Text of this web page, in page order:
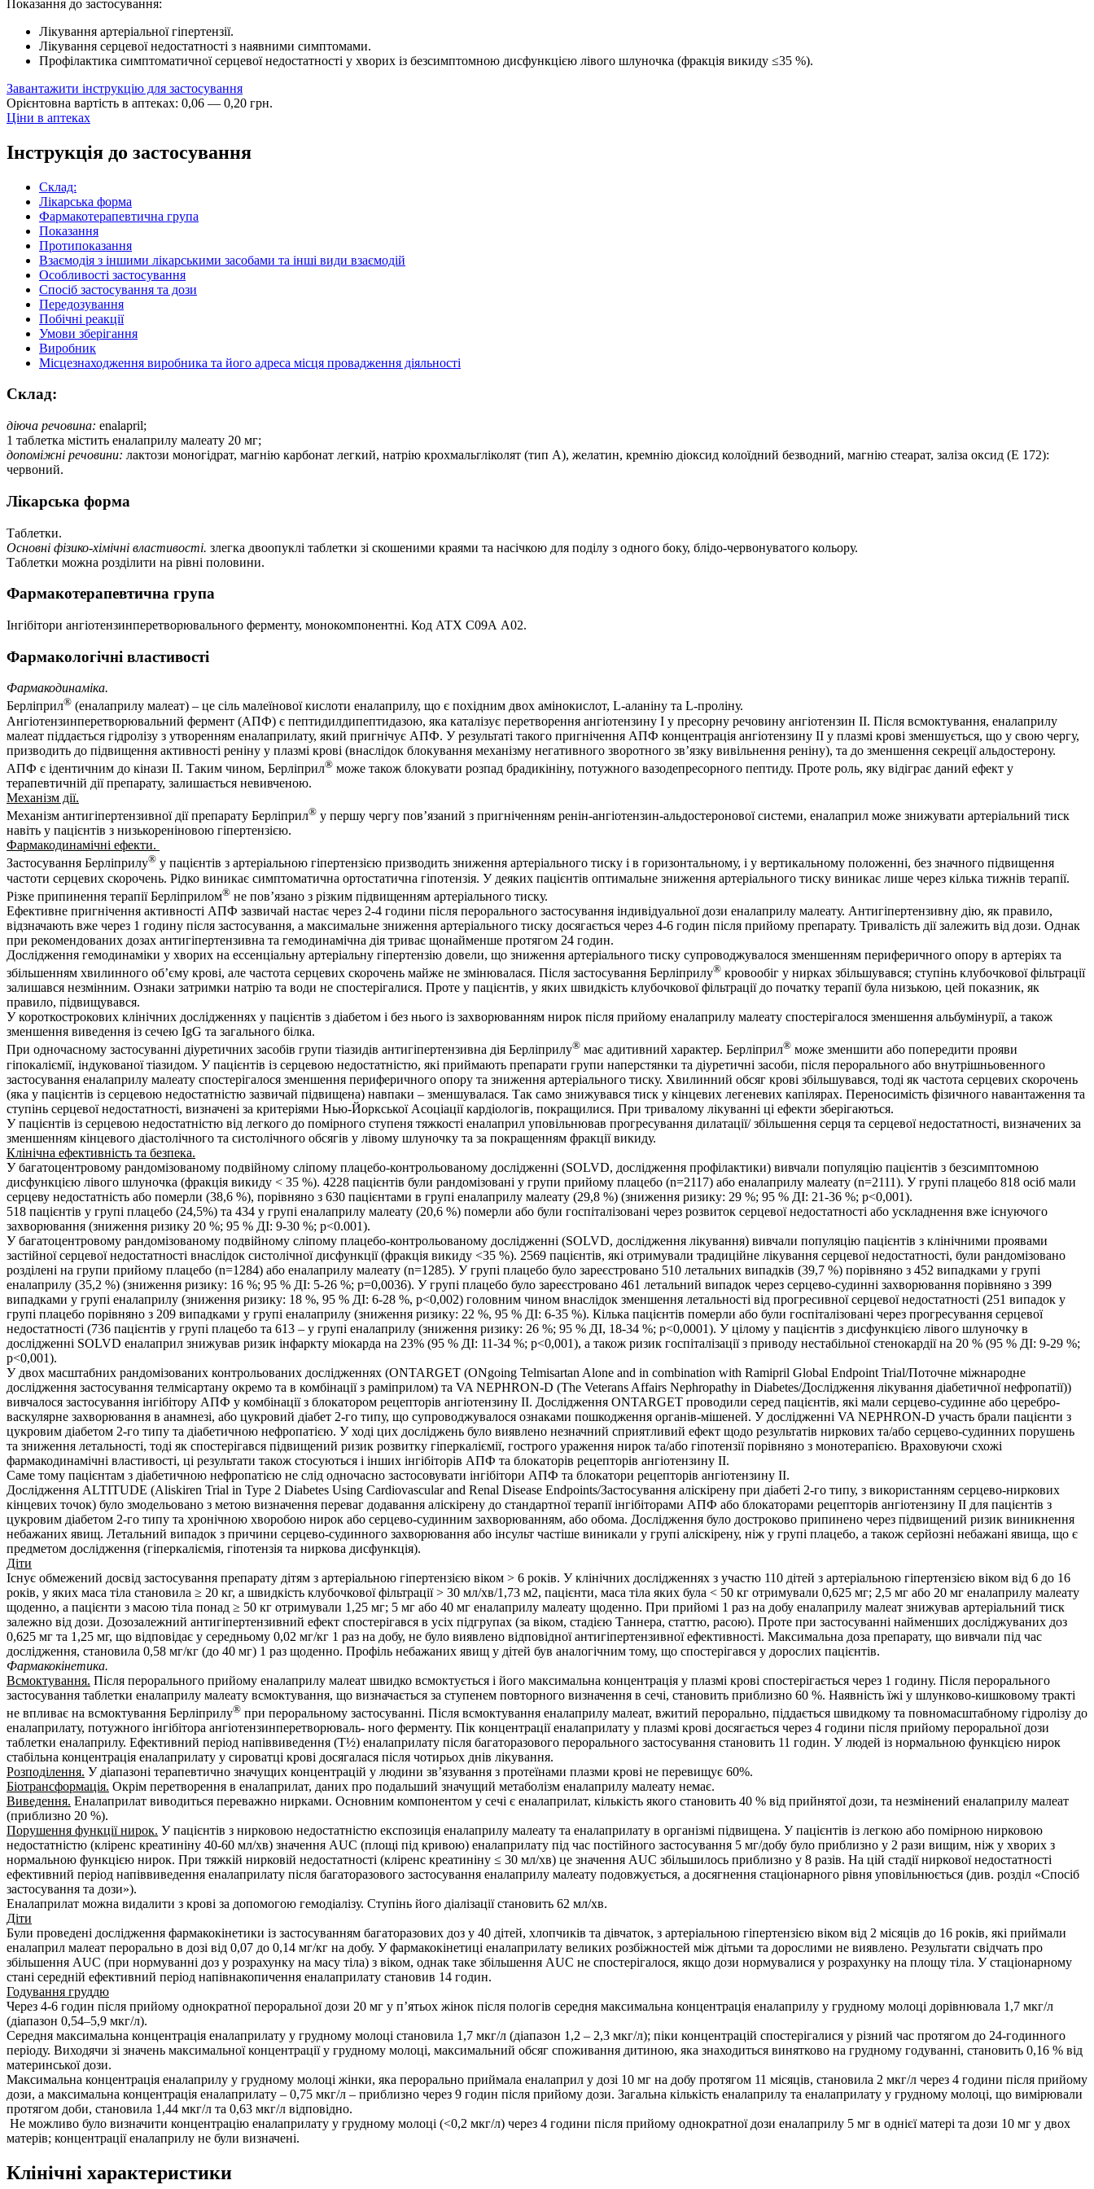
Показання до застосування:
Лікування артеріальної гіпертензії.
Лікування серцевої недостатності з наявними симптомами.
Профілактика симптоматичної серцевої недостатності у хворих із безсимптомною дисфункцією лівого шлуночка (фракція викиду ≤35 %).
Завантажити інструкцію для застосування
Орієнтовна вартість в аптеках: 0,06 — 0,20 грн.
Ціни в аптеках
Інструкція до застосування
Склад:
Лікарська форма
Фармакотерапевтична група
Показання
Протипоказання
Взаємодія з іншими лікарськими засобами та інші види взаємодій
Особливості застосування
Спосіб застосування та дози
Передозування
Побічні реакції
Умови зберігання
Виробник
Місцезнаходження виробника та його адреса місця провадження діяльності
Склад:
діюча речовина: enalapril;
1 таблетка містить еналаприлу малеату 20 мг;
допоміжні речовини: лактози моногідрат, магнію карбонат легкий, натрію крохмальгліколят (тип А), желатин, кремнію діоксид колоїдний безводний, магнію стеарат, заліза оксид (Е 172):
червоний.
Лікарська форма
Таблетки.
Основні фізико-хімічні властивості. злегка двоопуклі таблетки зі скошеними краями та насічкою для поділу з одного боку, блідо-червонуватого кольору.
Таблетки можна розділити на рівні половини.
Фармакотерапевтична група
Інгібітори ангіотензинперетворювального ферменту, монокомпонентні. Код АТХ С09А А02.
Фармакологічні властивості
Фармакодинаміка.
Берліприл® (еналаприлу малеат) – це сіль малеїнової кислоти еналаприлу, що є похідним двох амінокислот, L-аланіну та L-проліну.
Ангіотензинперетворювальний фермент (АПФ) є пептидилдипептидазою, яка каталізує перетворення ангіотензину I у пресорну речовину ангіотензин II. Після всмоктування, еналаприлу
малеат піддається гідролізу з утворенням еналаприлату, який пригнічує АПФ. У результаті такого пригнічення АПФ концентрація ангіотензину II у плазмі крові зменшується, що у свою чергу,
призводить до підвищення активності реніну у плазмі крові (внаслідок блокування механізму негативного зворотного зв’язку вивільнення реніну), та до зменшення секреції альдостерону.
АПФ є ідентичним до кінази II. Таким чином, Берліприл® може також блокувати розпад брадикініну, потужного вазодепресорного пептиду. Проте роль, яку відіграє даний ефект у
терапевтичній дії препарату, залишається невивченою.
Механізм дії.
Механізм антигіпертензивної дії препарату Берліприл® у першу чергу пов’язаний з пригніченням ренін-ангіотензин-альдостеронової системи, еналаприл може знижувати артеріальний тиск
навіть у пацієнтів з низькореніновою гіпертензією.
Фармакодинамічні ефекти.
Застосування Берліприлу® у пацієнтів з артеріальною гіпертензією призводить зниження артеріального тиску і в горизонтальному, і у вертикальному положенні, без значного підвищення
частоти серцевих скорочень. Рідко виникає симптоматична ортостатична гіпотензія. У деяких пацієнтів оптимальне зниження артеріального тиску виникає лише через кілька тижнів терапії.
Різке припинення терапії Берліприлом® не пов’язано з різким підвищенням артеріального тиску.
Ефективне пригнічення активності АПФ зазвичай настає через 2-4 години після перорального застосування індивідуальної дози еналаприлу малеату. Антигіпертензивну дію, як правило,
відзначають вже через 1 годину після застосування, а максимальне зниження артеріального тиску досягається через 4-6 годин після прийому препарату. Тривалість дії залежить від дози. Однак
при рекомендованих дозах антигіпертензивна та гемодинамічна дія триває щонайменше протягом 24 годин.
Дослідження гемодинаміки у хворих на ессенціальну артеріальну гіпертензію довели, що зниження артеріального тиску супроводжувалося зменшенням периферичного опору в артеріях та
збільшенням хвилинного об’єму крові, але частота серцевих скорочень майже не змінювалася. Після застосування Берліприлу® кровообіг у нирках збільшувався; ступінь клубочкової фільтрації
залишався незмінним. Ознаки затримки натрію та води не спостерігалися. Проте у пацієнтів, у яких швидкість клубочкової фільтрації до початку терапії була низькою, цей показник, як
правило, підвищувався.
У короткострокових клінічних дослідженнях у пацієнтів з діабетом і без нього із захворюванням нирок після прийому еналаприлу мaлeaту спостерігалося зменшення альбумінурії, а також
зменшення виведення із сечею IgG та загального білка.
При одночасному застосуванні діуретичних засобів групи тіазидів антигіпертензивна дія Берліприлу® має адитивний характер. Берліприл® може зменшити або попередити прояви
гіпокаліємії, індукованої тіазидом. У пацієнтів із серцевою недостатністю, які приймають препарати групи наперстянки та діуретичні засоби, після перорального або внутрішньовенного
застосування еналаприлу малеату спостерігалося зменшення периферичного опору та зниження артеріального тиску. Хвилинний обсяг крові збільшувався, тоді як частота серцевих скорочень
(яка у пацієнтів із серцевою недостатністю зазвичай підвищена) навпаки – зменшувалася. Так само знижувався тиск у кінцевих легеневих капілярах. Переносимість фізичного навантаження та
ступінь серцевої недостатності, визначені за критеріями Нью-Йоркської Асоціації кардіологів, покращилися. При тривалому лікуванні ці ефекти зберігаються.
У пацієнтів із серцевою недостатністю від легкого до помірного ступеня тяжкості еналаприл уповільнював прогресування дилатації/ збільшення серця та серцевої недостатності, визначених за
зменшенням кінцевого діастолічного та систолічного обсягів у лівому шлуночку та за покращенням фракції викиду.
Клінічна ефективність та безпека.
У багатоцентровому рандомізованому подвійному сліпому плацебо-контрольованому дослідженні (SOLVD, дослідження профілактики) вивчали популяцію пацієнтів з безсимптомною
дисфункцією лівого шлуночка (фракція викиду < 35 %). 4228 пацієнтів були рандомізовані у групи прийому плацебо (n=2117) або еналаприлу малеату (n=2111). У групі плацебо 818 осіб мали
серцеву недостатність або померли (38,6 %), порівняно з 630 пацієнтами в групі еналаприлу малеату (29,8 %) (зниження ризику: 29 %; 95 % ДІ: 21-36 %; p<0,001).
518 пацієнтів у групі плацебо (24,5%) та 434 у групі еналаприлу малеату (20,6 %) померли або були госпіталізовані через розвиток серцевої недостатності або ускладнення вже існуючого
захворювання (зниження ризику 20 %; 95 % ДІ: 9-30 %; p<0.001).
У багатоцентровому рандомізованому подвійному сліпому плацебо-контрольованому дослідженні (SOLVD, дослідження лікування) вивчали популяцію пацієнтів з клінічними проявами
застійної серцевої недостатності внаслідок систолічної дисфункції (фракція викиду <35 %). 2569 пацієнтів, які отримували традиційне лікування серцевої недостатності, були рандомізовано
розділені на групи прийому плацебо (n=1284) або еналаприлу малеату (n=1285). У групі плацебо було зареєстровано 510 летальних випадків (39,7 %) порівняно з 452 випадками у групі
еналаприлу (35,2 %) (зниження ризику: 16 %; 95 % ДІ: 5-26 %; p=0,0036). У групі плацебо було зареєстровано 461 летальний випадок через серцево-судинні захворювання порівняно з 399
випадками у групі еналаприлу (зниження ризику: 18 %, 95 % ДІ: 6-28 %, p<0,002) головним чином внаслідок зменшення летальності від прогресивної серцевої недостатності (251 випадок у
групі плацебо порівняно з 209 випадками у групі еналаприлу (зниження ризику: 22 %, 95 % ДІ: 6-35 %). Кілька пацієнтів померли або були госпіталізовані через прогресування серцевої
недостатності (736 пацієнтів у групі плацебо та 613 – у групі еналаприлу (зниження ризику: 26 %; 95 % ДІ, 18-34 %; p<0,0001). У цілому у пацієнтів з дисфункцією лівого шлуночку в
дослідженні SOLVD еналаприл знижував ризик інфаркту міокарда на 23% (95 % ДІ: 11-34 %; p<0,001), а також ризик госпіталізації з приводу нестабільної стенокардії на 20 % (95 % ДІ: 9-29 %;
p<0,001).
У двох масштабних рандомізованих контрольованих дослідженнях (ONTARGET (ONgoing Telmisartan Alone and in combination with Ramipril Global Endpoint Trial/Поточне міжнародне
дослідження застосування телмісартану окремо та в комбінації з раміприлом) та VA NEPHRON-D (The Veterans Affairs Nephropathy in Diabetes/Дослідження лікування діабетичної нефропатії))
вивчалося застосування інгібітору АПФ у комбінації з блокатором рецепторів ангіотензину ІІ. Дослідження ONTARGET проводили серед пацієнтів, які мали серцево-судинне або церебро-
васкулярне захворювання в анамнезі, або цукровий діабет 2-го типу, що супроводжувалося ознаками пошкодження органів-мішеней. У дослідженні VA NEPHRON-D участь брали пацієнти з
цукровим діабетом 2-го типу та діабетичною нефропатією. У ході цих досліджень було виявлено незначний сприятливий ефект щодо результатів ниркових та/або серцево-судинних порушень
та зниження летальності, тоді як спостерігався підвищений ризик розвитку гіперкаліємії, гострого ураження нирок та/або гіпотензії порівняно з монотерапією. Враховуючи схожі
фармакодинамічні властивості, ці результати також стосуються і інших інгібіторів АПФ та блокаторів рецепторів ангіотензину II.
Саме тому пацієнтам з діабетичною нефропатією не слід одночасно застосовувати інгібітори АПФ та блокатори рецепторів ангіотензину II.
Дослідження ALTITUDE (Aliskiren Trial in Type 2 Diabetes Using Cardiovascular and Renal Disease Endpoints/Застосування аліскірену при діабеті 2-го типу, з використанням серцево-ниркових
кінцевих точок) було змодельовано з метою визначення переваг додавання аліскірену до стандартної терапії інгібіторами АПФ або блокаторами рецепторів ангіотензину II для пацієнтів з
цукровим діабетом 2-го типу та хронічною хворобою нирок або серцево-судинним захворюванням, або обома. Дослідження було достроково припинено через підвищений ризик виникнення
небажаних явищ. Летальний випадок з причини серцево-судинного захворювання або інсульт частіше виникали у групі аліскірену, ніж у групі плацебо, а також серйозні небажані явища, що є
предметом дослідження (гіперкаліємія, гіпотензія та ниркова дисфункція).
Діти
Існує обмежений досвід застосування препарату дітям з артеріальною гіпертензією віком > 6 років. У клінічних дослідженнях з участю 110 дітей з артеріальною гіпертензією віком від 6 до 16
років, у яких маса тіла становила ≥ 20 кг, а швидкість клубочкової фільтрації > 30 мл/хв/1,73 м2, пацієнти, маса тіла яких була < 50 кг отримували 0,625 мг; 2,5 мг або 20 мг еналаприлу малеату
щоденно, а пацієнти з масою тіла понад ≥ 50 кг отримували 1,25 мг; 5 мг або 40 мг еналаприлу малеату щоденно. При прийомі 1 раз на добу еналаприлу малеат знижував артеріальний тиск
залежно від дози. Дозозалежний антигіпертензивний ефект спостерігався в усіх підгрупах (за віком, стадією Таннера, статтю, расою). Проте при застосуванні найменших досліджуваних доз
0,625 мг та 1,25 мг, що відповідає у середньому 0,02 мг/кг 1 раз на добу, не було виявлено відповідної антигіпертензивної ефективності. Максимальна доза препарату, що вивчали під час
дослідження, становила 0,58 мг/кг (до 40 мг) 1 раз щоденно. Профіль небажаних явищ у дітей був аналогічним тому, що спостерігався у дорослих пацієнтів.
Фармакокінетика.
Всмоктування. Після перорального прийому еналаприлу малеат швидко всмоктується і його максимальна концентрація у плазмі крові спостерігається через 1 годину. Після перорального
застосування таблетки еналаприлу малеату всмоктування, що визначається за ступенем повторного визначення в сечі, становить приблизно 60 %. Наявність їжі у шлунково-кишковому тракті
не впливає на всмоктування Берліприлу® при пероральному застосуванні. Після всмоктування еналаприлу малеат, вжитий перорально, піддається швидкому та повномасштабному гідролізу до
еналаприлату, потужного інгібітора ангіотензинперетворюваль- ного ферменту. Пік концентрації еналаприлату у плазмі крові досягається через 4 години після прийому пероральної дози
таблетки еналаприлу. Ефективний період напіввиведення (Т½) еналаприлату після багаторазового перорального застосування становить 11 годин. У людей із нормальною функцією нирок
стабільна концентрація еналаприлату у сироватці крові досягалася після чотирьох днів лікування.
Розподілення. У діапазоні терапевтично значущих концентрацій у людини зв’язування з протеїнами плазми крові не перевищує 60%.
Біотрансформація. Окрім перетворення в еналаприлат, даних про подальший значущий метаболізм еналаприлу малеату немає.
Виведення. Еналаприлат виводиться переважно нирками. Основним компонентом у сечі є еналаприлат, кількість якого становить 40 % від прийнятої дози, та незмінений еналаприлу малеат
(приблизно 20 %).
Порушення функції нирок. У пацієнтів з нирковою недостатністю експозиція еналаприлу малеату та еналаприлату в організмі підвищена. У пацієнтів із легкою або помірною нирковою
недостатністю (кліренс креатиніну 40-60 мл/хв) значення AUC (площі під кривою) еналаприлату під час постійного застосування 5 мг/добу було приблизно у 2 рази вищим, ніж у хворих з
нормальною функцією нирок. При тяжкій нирковій недостатності (кліренс креатиніну ≤ 30 мл/хв) це значення AUC збільшилось приблизно у 8 разів. На цій стадії ниркової недостатності
ефективний період напіввиведення еналаприлату після багаторазового застосування еналаприлу малеату подовжується, а досягнення стаціонарного рівня уповільнюється (див. розділ «Спосіб
застосування та дози»).
Еналаприлат можна видалити з крові за допомогою гемодіалізу. Ступінь його діалізації становить 62 мл/хв.
Діти
Були проведені дослідження фармакокінетики із застосуванням багаторазових доз у 40 дітей, хлопчиків та дівчаток, з артеріальною гіпертензією віком від 2 місяців до 16 років, які приймали
еналаприл малеат перорально в дозі від 0,07 до 0,14 мг/кг на добу. У фармакокінетиці еналаприлату великих розбіжностей між дітьми та дорослими не виявлено. Результати свідчать про
збільшення AUC (при нормуванні доз у розрахунку на масу тіла) з віком, однак таке збільшення AUC не спостерігалося, якщо дози нормувалися у розрахунку на площу тіла. У стаціонарному
стані середній ефективний період напівнакопичення еналаприлату становив 14 годин.
Годування груддю
Через 4-6 годин після прийому однократної пероральної дози 20 мг у п’ятьох жінок після пологів середня максимальна концентрація еналаприлу у грудному молоці дорівнювала 1,7 мкг/л
(діапазон 0,54–5,9 мкг/л).
Середня максимальна концентрація еналаприлату у грудному молоці становила 1,7 мкг/л (діапазон 1,2 – 2,3 мкг/л); піки концентрацій спостерігалися у різний час протягом до 24-годинного
періоду. Виходячи зі значень максимальної концентрації у грудному молоці, максимальний обсяг споживання дитиною, яка знаходиться винятково на грудному годуванні, становить 0,16 % від
материнської дози.
Максимальна концентрація еналаприлу у грудному молоці жінки, яка перорально приймала еналаприл у дозі 10 мг на добу протягом 11 місяців, становила 2 мкг/л через 4 години після прийому
дози, а максимальна концентрація еналаприлату – 0,75 мкг/л – приблизно через 9 годин після прийому дози. Загальна кількість еналаприлу та еналаприлату у грудному молоці, що вимірювали
протягом доби, становила 1,44 мкг/л та 0,63 мкг/л відповідно.
Не можливо було визначити концентрацію еналаприлату у грудному молоці (<0,2 мкг/л) через 4 години після прийому однократної дози еналаприлу 5 мг в однієї матері та дози 10 мг у двох
матерів; концентрації еналаприлу не були визначені.
Клінічні характеристики